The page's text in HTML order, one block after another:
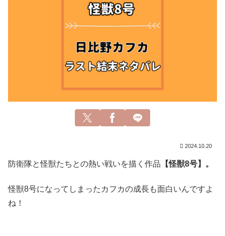
2024.10.20
防衛隊と怪獣たちとの熱い戦いを描く作品 【怪獣8号】。
怪獣8号になってしまったカフカの成長も面白いんですよ
ね！